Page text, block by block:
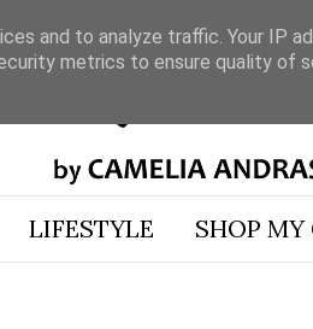
LIFESTYLE SHOP MY
and to analyze traffic. Your IP
metrics to ensure quality of